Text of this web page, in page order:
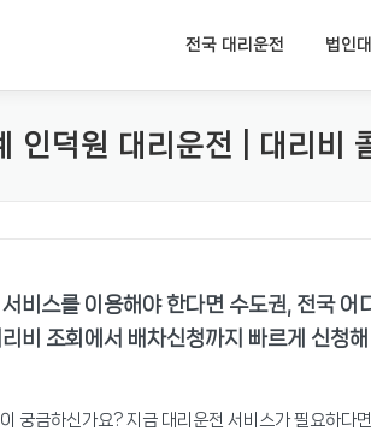
전국 대리운전 법인
인덕원 대리운전 | 대리비
비스를 이용해야 한다면 수도권, 전국 어
조회에서 배차신청까지 빠르게 신청해
궁금하신가요? 지금 대리운전 서비스가 필요하다